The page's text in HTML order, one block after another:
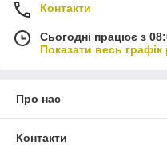
Контакти
Сьогодні працює з
Показати весь графік
Про нас
Контакти